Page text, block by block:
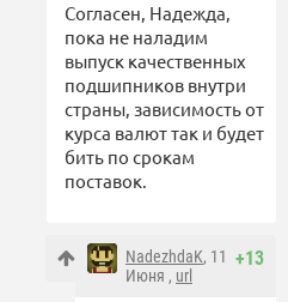
Согласен, Надежда,
пока не наладим
выпуск качественных
подшипников внутри
страны, зависимость от
курса валют так и будет
бить по срокам
поставок.
+13
NadezhdaK, 11
Июня , url